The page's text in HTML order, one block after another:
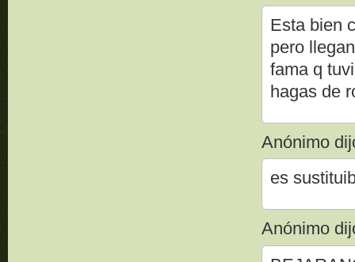
Esta bien
pero
fama q
hagas de
Anónimo
es
Anónimo